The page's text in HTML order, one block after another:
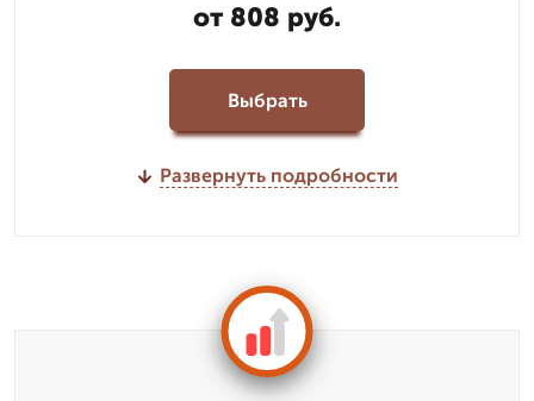
от 808 руб.
Выбрать
Развернуть подробности